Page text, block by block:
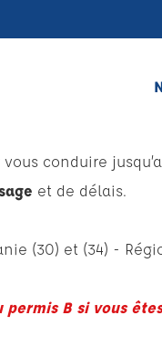
conduire
et de délais.
(30) et (34) -
B si vous êtes